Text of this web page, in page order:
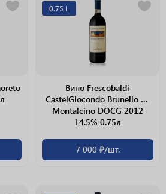
0.75 L
Вино Frescobaldi
CastelGiocondo Brunello Di
Montalcino DOCG 2012
14.5% 0.75л
7 000 ₽/шт.